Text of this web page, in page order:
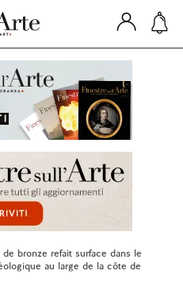
bronze refait surface dans le
au large de la côte de